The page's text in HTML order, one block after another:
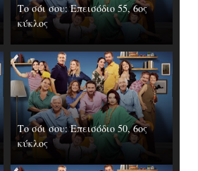
Το σόι σου: Επεισόδιo 55, 6ος
κύκλος
Το σόι σου: Επεισόδιο 50, 6ος
κύκλος